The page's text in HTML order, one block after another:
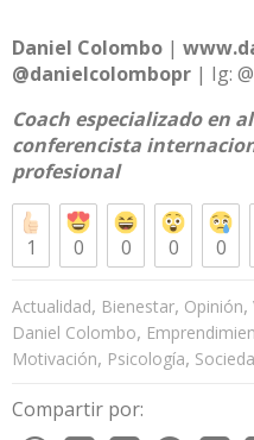
Daniel Colombo |
@danielcolombopr | Ig: @
Coach especializado en
conferencista
profesional
1 0 0 0 0
Actualidad, Bienestar, Opinión,
Daniel Colombo,
Motivación, Psicología,
Compartir por: